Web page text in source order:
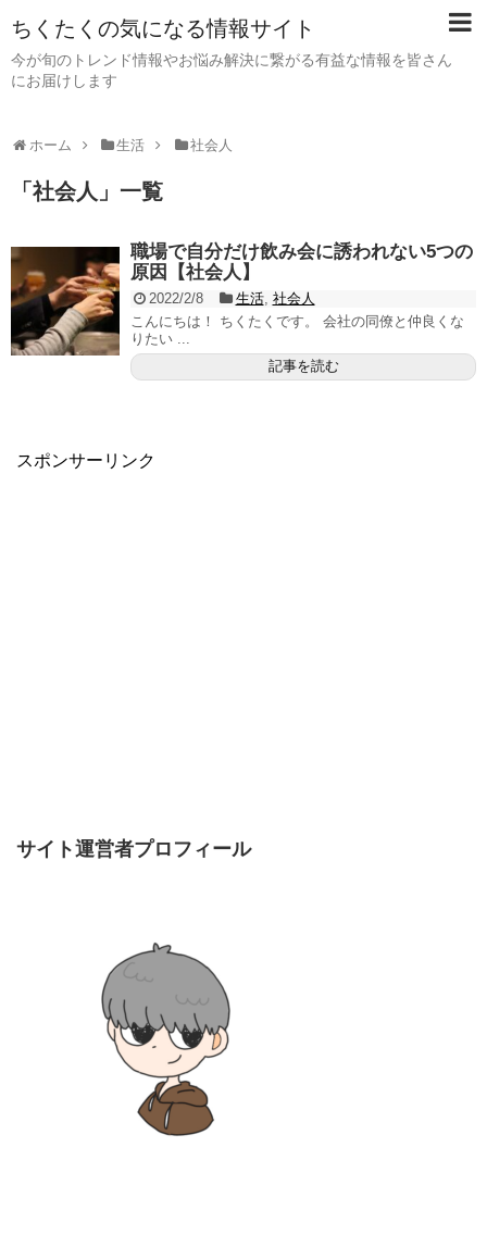
ちくたくの気になる情報サイト
今が旬のトレンド情報やお悩み解決に繋がる有益な情報を皆さん
にお届けします
ホーム 生活 社会人
「 社会人 」 一覧
職場で自分だけ飲み会に誘われない5つの
原因【社会人】
2022/2/8 生活, 社会人
こんにちは！ ちくたくです。 会社の同僚と仲良くな
りたい ...
記事を読む
スポンサーリンク
サイト運営者プロフィール